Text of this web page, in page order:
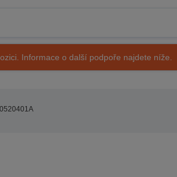
Informace o další podpoře najdete níže.